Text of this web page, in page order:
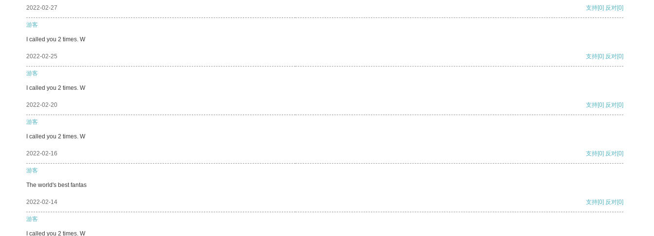
2022-02-27 支持[0] 反对[0]
游客
I called you 2 times. W
2022-02-25 支持[0] 反对[0]
游客
I called you 2 times. W
2022-02-20 支持[0] 反对[0]
游客
I called you 2 times. W
2022-02-16 支持[0] 反对[0]
游客
The world's best fantas
2022-02-14 支持[0] 反对[0]
游客
I called you 2 times. W